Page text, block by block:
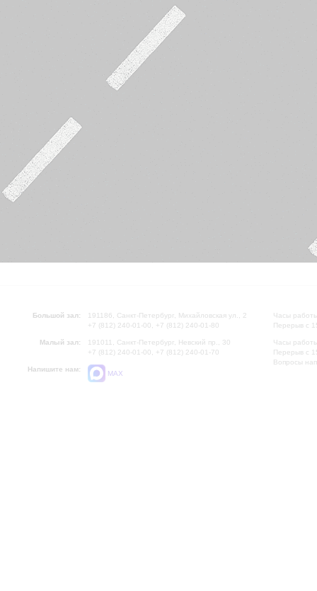
Большой зал:
191186, Санкт-Петербург, Михайловская ул., 2
+7 (812) 240-01-00, +7 (812) 240-01-80
Малый зал:
191011, Санкт-Петербург, Невский пр., 30
+7 (812) 240-01-00, +7 (812) 240-01-70
Напишите нам:
MAX
Часы
Перерыв с
Часы
Перерыв с
Вопросы